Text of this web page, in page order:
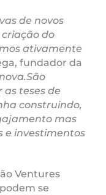
de novos
criação do
ativamente
fundador da
as teses de
construindo,
mas
e investimentos
Ventures
se